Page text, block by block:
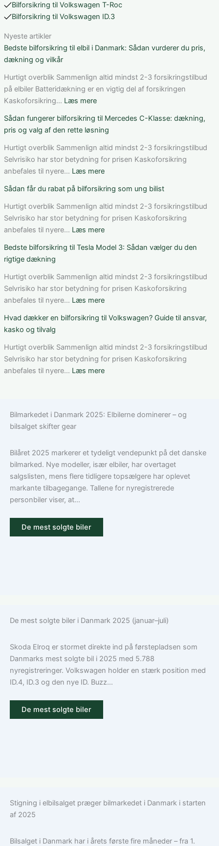
Bilforsikring til Volkswagen T-Roc
Bilforsikring til Volkswagen ID.3
Nyeste artikler
Bedste bilforsikring til elbil i Danmark: Sådan vurderer du pris,
dækning og vilkår
Hurtigt overblik Sammenlign altid mindst 2-3 forsikringstilbud
på elbiler Batteridækning er en vigtig del af forsikringen
Kaskoforsikring… Læs mere:
bilforsikring
til
elbil
i
Danmark:
vurderer
du
pris,
dækning
vilkår
Sådan fungerer bilforsikring til Mercedes C-Klasse: dækning,
pris og valg af den rette løsning
Hurtigt overblik Sammenlign altid mindst 2-3 forsikringstilbud
Selvrisiko har stor betydning for prisen Kaskoforsikring
anbefales til nyere… Læs mere:
fungerer
bilforsikring
til
Mercedes
Klasse:
pris
og
valg
den
løsning
Sådan får du rabat på bilforsikring som ung bilist
Hurtigt overblik Sammenlign altid mindst 2-3 forsikringstilbud
Selvrisiko har stor betydning for prisen Kaskoforsikring
anbefales til nyere… Læs mere:
får
rabat
på
bilforsikring
ung
Bedste bilforsikring til Tesla Model 3: Sådan vælger du den
rigtige dækning
Hurtigt overblik Sammenlign altid mindst 2-3 forsikringstilbud
Selvrisiko har stor betydning for prisen Kaskoforsikring
anbefales til nyere… Læs mere:
bilforsikring
Tesla
Model
3:
den
Hvad dækker en bilforsikring til Volkswagen? Guide til ansvar,
kasko og tilvalg
Hurtigt overblik Sammenlign altid mindst 2-3 forsikringstilbud
Selvrisiko har stor betydning for prisen Kaskoforsikring
anbefales til nyere… Læs mere:
bilforsikring
Guide
til
ansvar,
kasko
Bilmarkedet i Danmark 2025: Elbilerne dominerer – og
bilsalget skifter gear
Bilåret 2025 markerer et tydeligt vendepunkt på det danske
bilmarked. Nye modeller, især elbiler, har overtaget
salgslisten, mens flere tidligere topsælgere har oplevet
markante tilbagegange. Tallene for nyregistrerede
personbiler viser, at...
De mest solgte biler
De mest solgte biler i Danmark 2025 (januar–juli)
Skoda Elroq er stormet direkte ind på førstepladsen som
Danmarks mest solgte bil i 2025 med 5.788
nyregistreringer. Volkswagen holder en stærk position med
ID.4, ID.3 og den nye ID. Buzz...
De mest solgte biler
Stigning i elbilsalget præger bilmarkedet i Danmark i starten
af 2025
Bilsalget i Danmark har i årets første fire måneder – fra 1.